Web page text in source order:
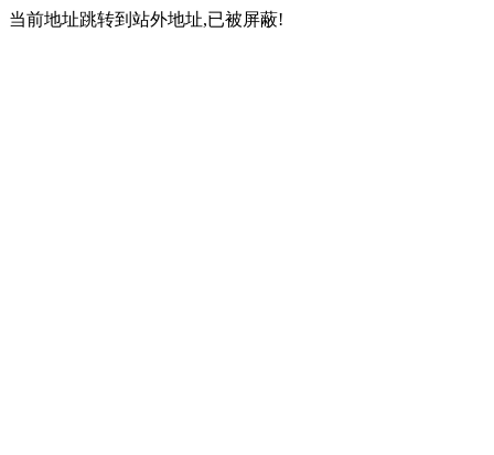
当前地址跳转到站外地址,已被屏蔽!